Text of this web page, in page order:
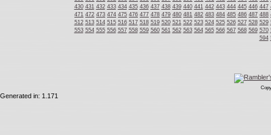
430 431 432 433 434 435 436 437 438 439 440 441 442 443 444 445 446 447
471 472 473 474 475 476 477 478 479 480 481 482 483 484 485 486 487 488
512 513 514 515 516 517 518 519 520 521 522 523 524 525 526 527 528 529
553 554 555 556 557 558 559 560 561 562 563 564 565 566 567 568 569 570
594
Generated in: 1.171